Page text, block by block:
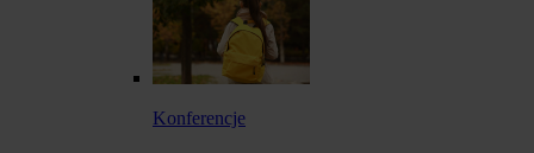
Konferencje